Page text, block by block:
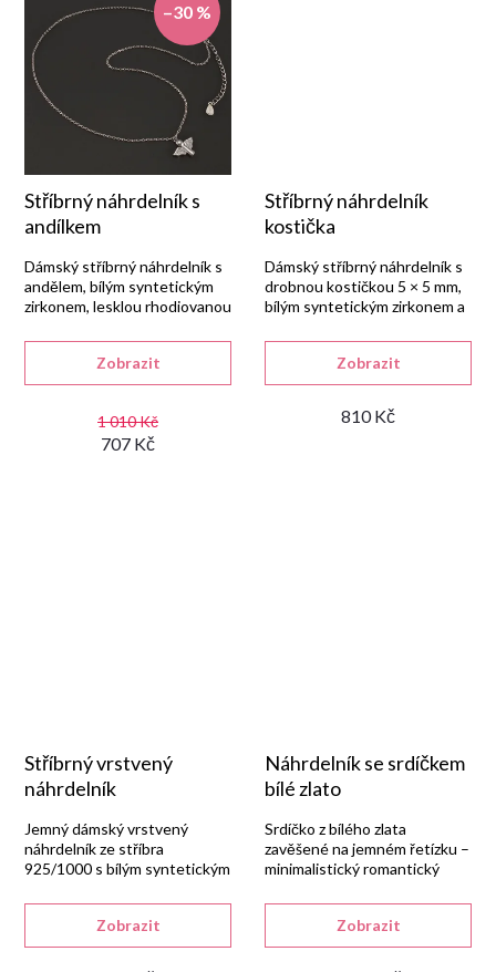
ů
–30 %
Stříbrný náhrdelník s
andílkem
1 010 Kč
707 Kč
Zobrazit
Dámský stříbrný náhrdelník s
andělem, bílým syntetickým
zirkonem, lesklou rhodiovanou
karabinu.
Stříbrný náhrdelník
kostička
810 Kč
Zobrazit
Dámský stříbrný náhrdelník s
drobnou kostičkou 5 × 5 mm,
bílým syntetickým zirkonem a
povrchovou úpravou.
Stříbrný vrstvený
náhrdelník
Zobrazit
Jemný dámský vrstvený
náhrdelník ze stříbra
925/1000 s bílým syntetickým
úpravou a karabinou.
Náhrdelník se srdíčkem
bílé zlato
Zobrazit
Srdíčko z bílého zlata
zavěšené na jemném řetízku –
minimalistický romantický